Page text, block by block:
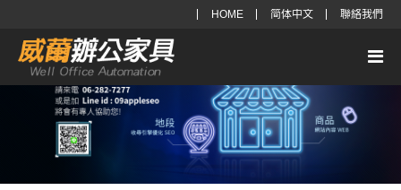
聯絡我們
简体中文
HOME